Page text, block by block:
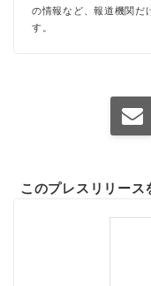
の情報など、報道機関だ
す。
このプレスリリース